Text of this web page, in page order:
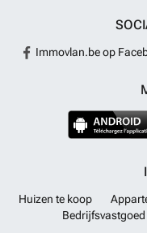
Immovlan.be op
Huizen te koop